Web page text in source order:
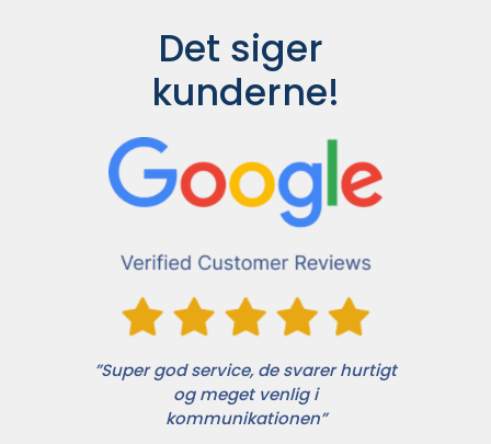
Det siger
kunderne!
”Super god service, de svarer hurtigt
og meget venlig i
kommunikationen”